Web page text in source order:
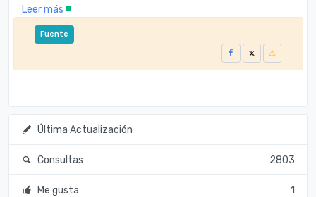
Leer más
Fuente
Última Actualización
Consultas 2803
Me gusta 1